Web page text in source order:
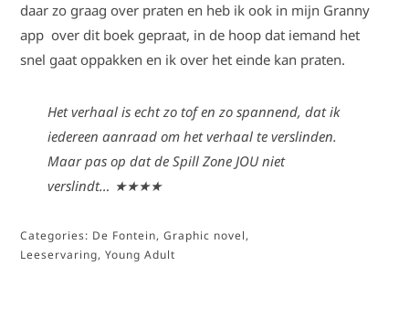
daar zo graag over praten en heb ik ook in mijn Granny
app over dit boek gepraat, in de hoop dat iemand het
snel gaat oppakken en ik over het einde kan praten.
Het verhaal is echt zo tof en zo spannend, dat ik
iedereen aanraad om het verhaal te verslinden.
Maar pas op dat de Spill Zone JOU niet
verslindt… ★★★★
Categories: De Fontein,Graphic novel,
Leeservaring,Young Adult